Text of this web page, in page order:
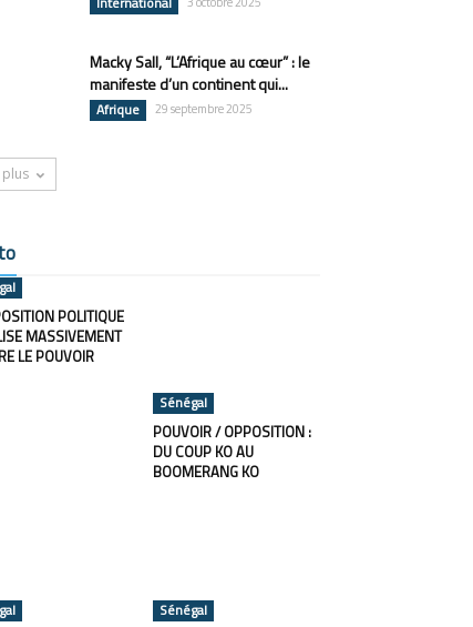
Macky Sall, “L’Afrique au cœur” : le
manifeste d’un continent qui...
Afrique 29 septembre 2025
POLITIQUE
MASSIVEMENT
LE POUVOIR
Sénégal
POUVOIR / OPPOSITION :
DU COUP KO AU
BOOMERANG KO
Sénégal